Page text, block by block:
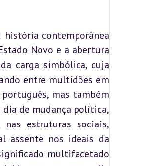
contemporânea
Novo e a abertura
carga simbólica, cuja
entre multidões em
mas também
dia de mudança política,
estruturas sociais,
multifacetado